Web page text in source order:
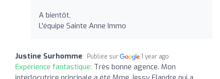
A bientôt,
L'équipe Sainte Anne Immo
Justine Surhomme Publiée sur 1 year ago
Expérience fantastique: Très bonne agence. Mon